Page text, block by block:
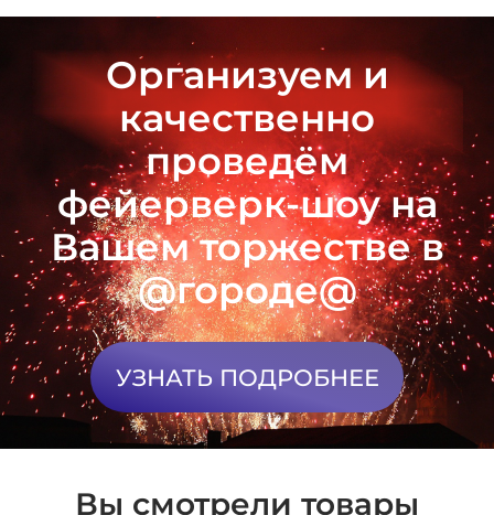
Организуем и
качественно
проведём
фейерверк-шоу на
Вашем торжестве в
@городе@
УЗНАТЬ ПОДРОБНЕЕ
Вы смотрели товары